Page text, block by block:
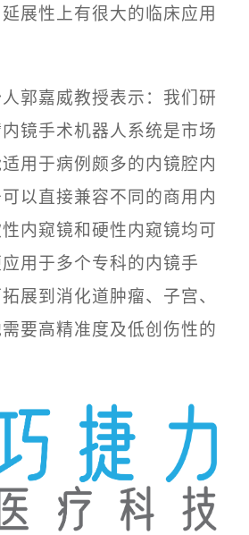
展性上有很大的临床应用
郭嘉威教授表示：我们研
镜手术机器人系统是市场
用于病例颇多的内镜腔内
以直接兼容不同的商用内
内窥镜和硬性内窥镜均可
用于多个专科的内镜手
展到消化道肿瘤、子宫、
要高精准度及低创伤性的